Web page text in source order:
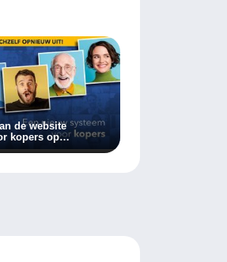
de website
kopers op